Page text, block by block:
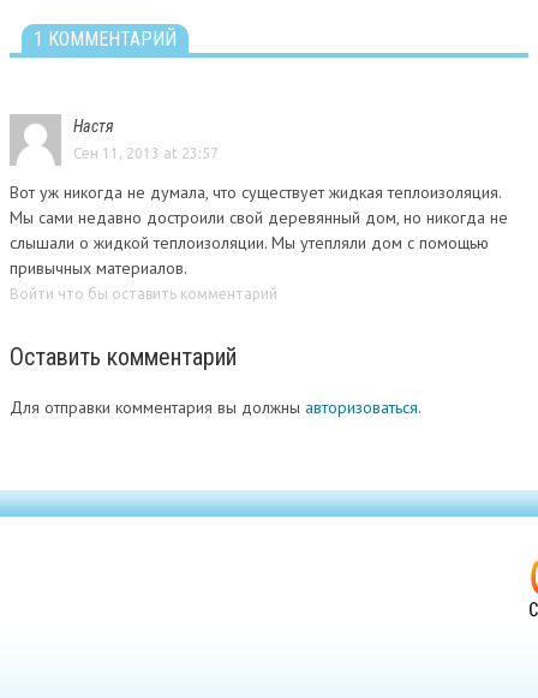
1 КОММЕНТАРИЙ
Настя
Сен 11, 2013 at 23:57
Вот уж никогда не думала, что существует жидкая теплоизоляция.
Мы сами недавно достроили свой деревянный дом, но никогда не
слышали о жидкой теплоизоляции. Мы утепляли дом с помощью
привычных материалов.
Войти что бы оставить комментарий
Оставить комментарий
Для отправки комментария вы должны авторизоваться.